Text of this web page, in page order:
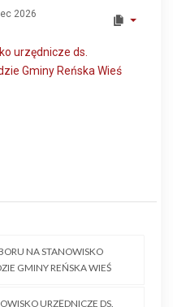
2026
urzędnicze ds.
Gminy Reńska Wieś
NA STANOWISKO
GMINY REŃSKA WIEŚ
URZĘDNICZE DS.